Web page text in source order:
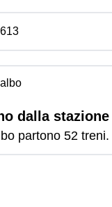
dalla
partono 52 treni.